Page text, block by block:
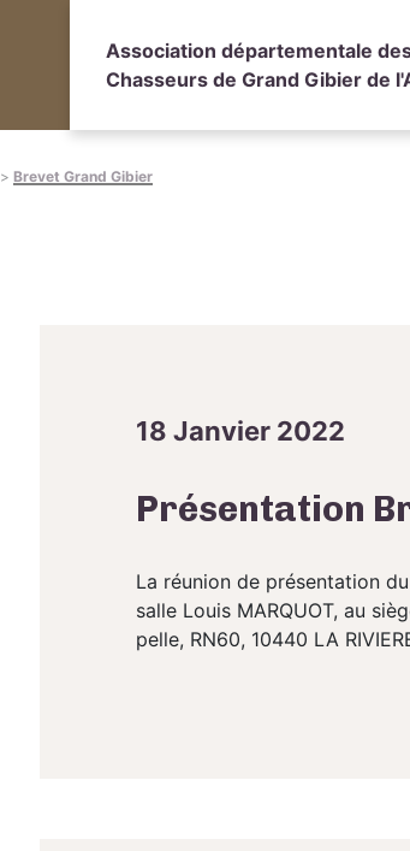
Association départementale
Chasseurs de Grand Gibier de
> Brevet Grand Gibier
18 Janvier 2022
Présentation
La réunion de présentation
salle Louis MARQUOT, au
pelle, RN60, 10440 LA